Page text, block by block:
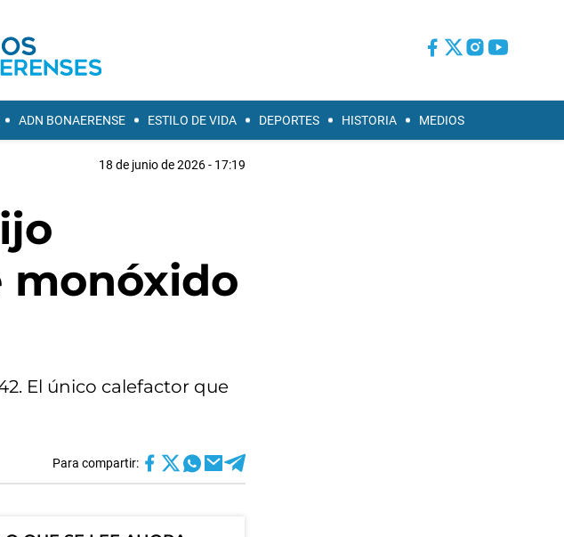
ADN BONAERENSE ESTILO DE VIDA DEPORTES HISTORIA MEDIOS
18 de junio de 2026 - 17:19
monóxido
El único calefactor que
Para compartir: